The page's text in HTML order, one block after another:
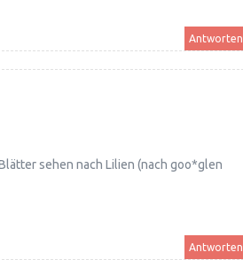
Antworten
sehen nach Lilien (nach goo*glen
Antworten